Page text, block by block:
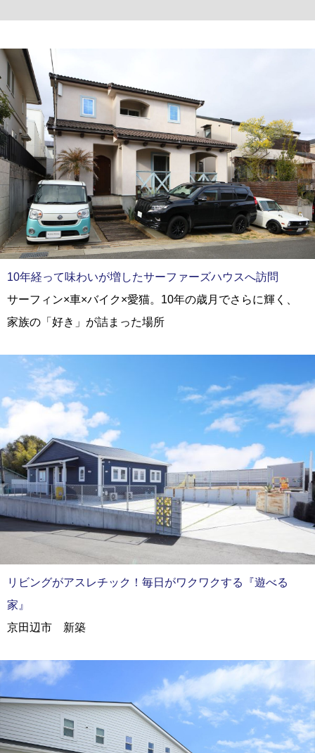
10年経って味わいが増したサーファーズハウスへ訪問
サーフィン×車×バイク×愛猫。10年の歳月でさらに輝く、
家族の「好き」が詰まった場所
リビングがアスレチック！毎日がワクワクする『遊べる
家』
京田辺市 新築